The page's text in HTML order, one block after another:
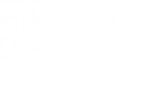
скоростная телескопическая 1,9-5,0м